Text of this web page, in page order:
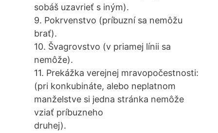
sobáš uzavrieť s iným).
9. Pokrvenstvo (príbuzní sa nemôžu
brať).
10. Švagrovstvo (v priamej línii sa
nemôže).
11. Prekážka verejnej mravopočestnosti:
(pri konkubináte, alebo neplatnom
manželstve si jedna stránka nemôže
vziať príbuzneho
druhej).